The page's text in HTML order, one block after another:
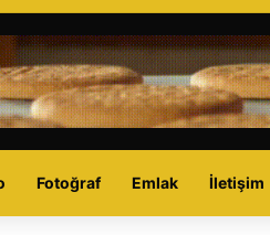
Fotoğraf Emlak İletişim